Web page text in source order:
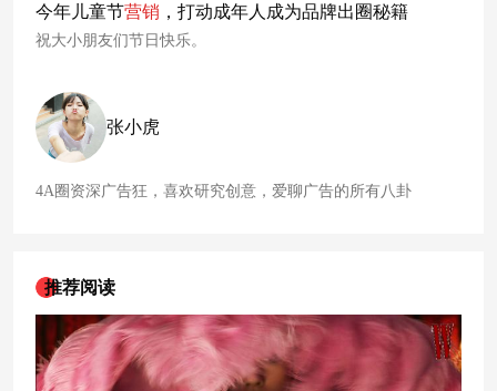
今年儿童节营销 ，打动成年人成为品牌出圈秘籍
祝大小朋友们节日快乐。
张小虎
4A圈资深广告狂，喜欢研究创意，爱聊广告的所有八卦
推荐阅读